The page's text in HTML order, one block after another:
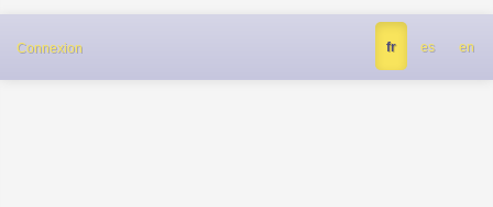
Connexion fr es en